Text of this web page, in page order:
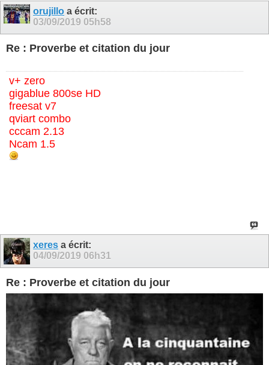
orujillo a écrit:
03/09/2019 05h58
Re : Proverbe et citation du jour
v+ zero
gigablue 800se HD
freesat v7
qviart combo
cccam 2.13
Ncam 1.5
xeres a écrit:
04/09/2019 06h31
Re : Proverbe et citation du jour